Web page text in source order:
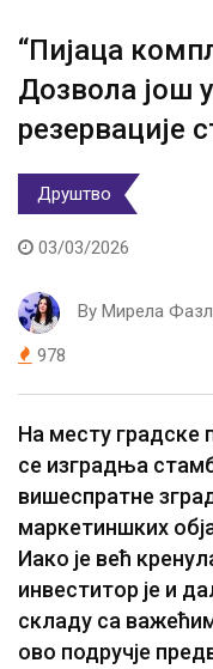
“Пијаца
Дозвола још
резервације
Друштво
03/03/2026
By Мирела
978
На месту градске
се изградња
вишеспратне
маркетиншких
Иако је већ
инвеститор је и
складу са
ово подручје